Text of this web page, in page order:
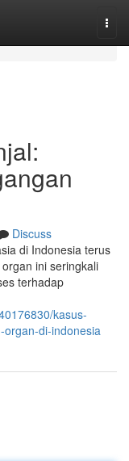
Discuss
di Indonesia terus
ini seringkali
terhadap
kasus-
organ-di-indonesia